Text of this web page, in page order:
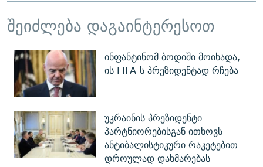
შეიძლება დაგაინტერესოთ
ინფანტინომ ბოდიში მოიხადა,
ის FIFA-ს პრეზიდენტად რჩება
უკრაინის პრეზიდენტი
პარტნიორებისგან ითხოვს
ანტიბალისტიკური რაკეტებით
დროულად დახმარებას